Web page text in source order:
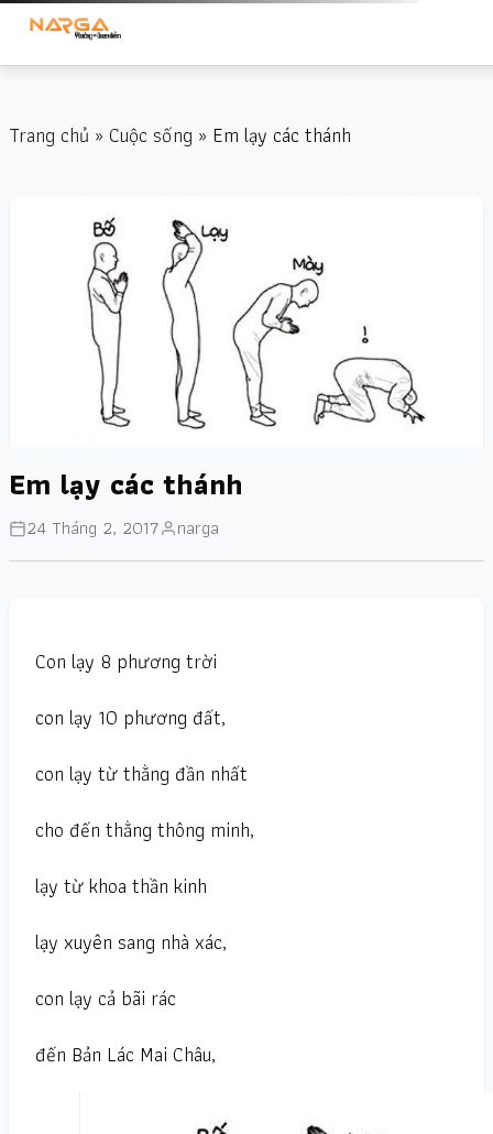
Trang chủ » Cuộc sống » Em lạy các thánh
Em lạy các thánh
24 Tháng 2, 2017 narga
Con lạy 8 phương trời
con lạy 10 phương đất,
con lạy từ thằng đần nhất
cho đến thằng thông minh,
lạy từ khoa thần kinh
lạy xuyên sang nhà xác,
con lạy cả bãi rác
đến Bản Lác Mai Châu,